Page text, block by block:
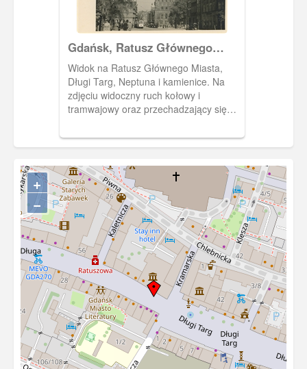
Gdańsk, Ratusz Głównego
Miasta
Widok na Ratusz Głównego Miasta,
Długi Targ, Neptuna i kamienice. Na
zdjęciu widoczny ruch kołowy i
tramwajowy oraz przechadzający się
albumu pt.: "Gdańsk dawniej a dziś"
ang.: "Former and today" autorstwa M.
Dobrzykowskiego. W kartonowej
kopercie w kolorze szałwiowej zieleni
jest 14 zdjęć przedwojennego i
powojennego, zruinowanego Gdańska.
Napisy na okładce albumu są
wytłoczone i pozłocone.
+
−